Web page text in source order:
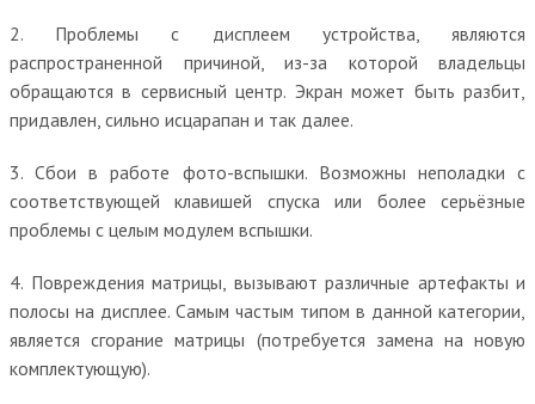
2. Проблемы с дисплеем устройства, являются
распространенной причиной, из-за которой владельцы
обращаются в сервисный центр. Экран может быть разбит,
придавлен, сильно исцарапан и так далее.
3. Сбои в работе фото-вспышки. Возможны неполадки с
соответствующей клавишей спуска или более серьёзные
проблемы с целым модулем вспышки.
4. Повреждения матрицы, вызывают различные артефакты и
полосы на дисплее. Самым частым типом в данной категории,
является сгорание матрицы (потребуется замена на новую
комплектующую).